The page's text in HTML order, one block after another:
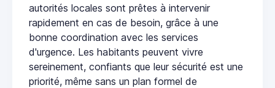
autorités locales sont prêtes à intervenir
rapidement en cas de besoin, grâce à une
bonne coordination avec les services
d'urgence. Les habitants peuvent vivre
sereinement, confiants que leur sécurité est une
priorité, même sans un plan formel de